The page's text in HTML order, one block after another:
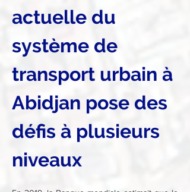
actuelle du
système de
transport urbain à
Abidjan pose des
défis à plusieurs
niveaux